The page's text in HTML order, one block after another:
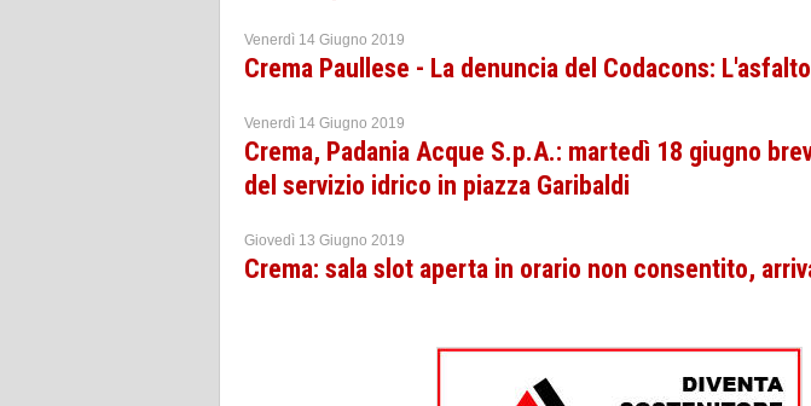
Venerdì 14 Giugno 2019
Crema Paullese - La denuncia del Codacons:
Venerdì 14 Giugno 2019
Crema, Padania Acque S.p.A.: martedì 18 giugno
del servizio idrico in piazza Garibaldi
Giovedì 13 Giugno 2019
Crema: sala slot aperta in orario non consentito,